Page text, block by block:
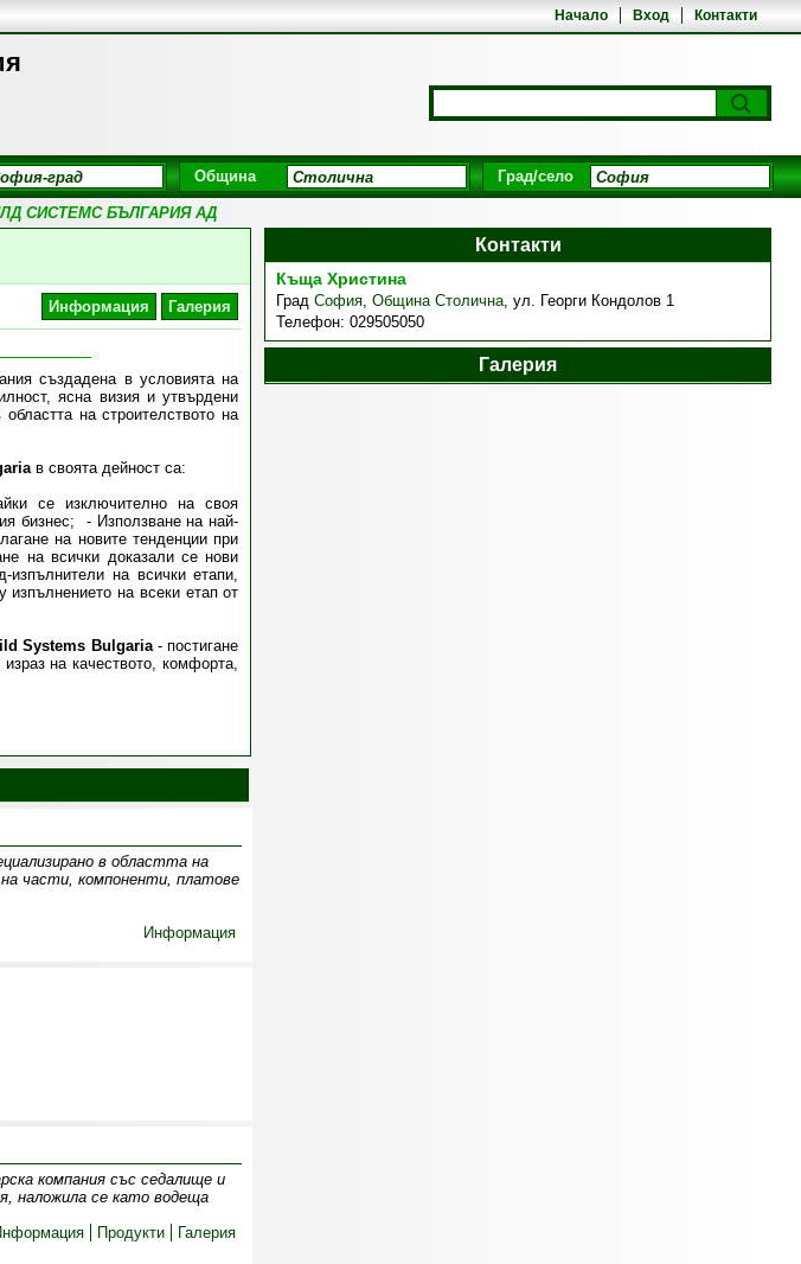
Начало Вход Контакти
Община Град/село
СИСТЕМС БЪЛГАРИЯ АД
Информация Галерия
създадена в условията на
ясна визия и утвърдени
на строителството на
в своята дейност са:
се изключително на своя
бизнес;
Използване на най-
на новите тенденции при
на всички доказали се нови
изпълнители на всички етапи,
изпълнението на всеки етап от
Systems Bulgaria- постигане
на качеството, комфорта,
Контакти
Къща Христина
Град София, Община Столична, ул. Георги Кондолов 1
Телефон: 029505050
Галерия
в областта на
части, компоненти, платове
Информация
компания със седалище и
наложила се като водеща
Продукти Галерия